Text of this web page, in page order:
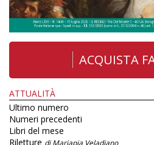
ACQUISTA
ATTUALITÀ
Ultimo numero
Numeri precedenti
Libri del mese
Riletture